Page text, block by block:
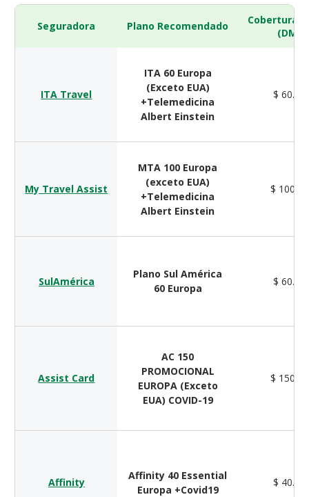
Seguradora Plano Recomendado
Cobertura
(DMH)
ITA Travel
ITA 60 Europa
(Exceto EUA)
+Telemedicina
Albert Einstein
$
My Travel Assist
MTA 100 Europa
(exceto EUA)
+Telemedicina
Albert Einstein
$
SulAmérica
Plano Sul América
60 Europa
$
Assist Card
AC 150
PROMOCIONAL
EUROPA (Exceto
EUA) COVID-19
$
Affinity
Affinity 40 Essential
Europa +Covid19
$